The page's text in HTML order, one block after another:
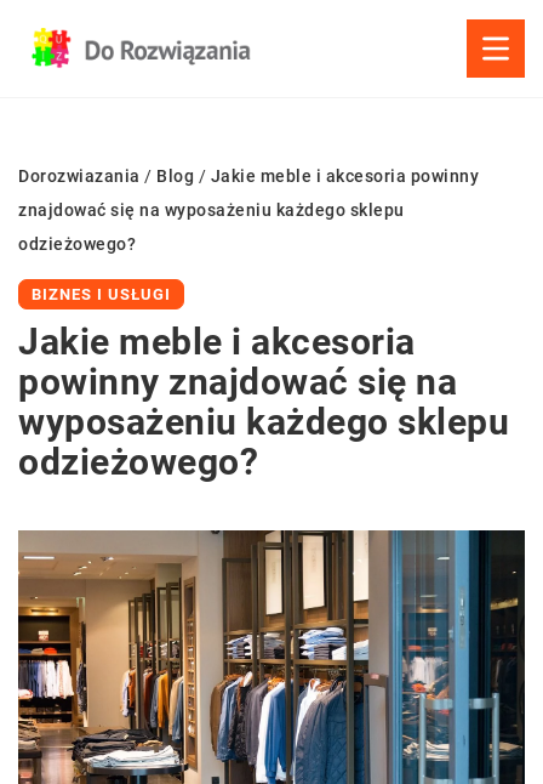
Dorozwiazania / Blog / Jakie meble i akcesoria powinny
znajdować się na wyposażeniu każdego sklepu
odzieżowego?
BIZNES I USŁUGI
Jakie meble i akcesoria
powinny znajdować się na
wyposażeniu każdego sklepu
odzieżowego?